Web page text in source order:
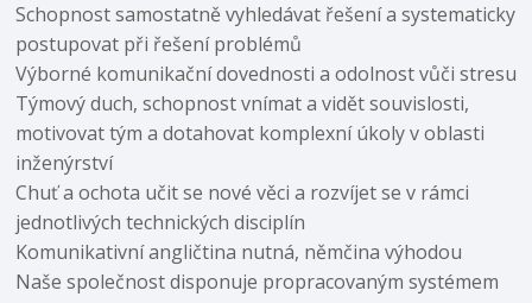
Schopnost samostatně vyhledávat řešení a systematicky
postupovat při řešení problémů
Výborné komunikační dovednosti a odolnost vůči stresu
Týmový duch, schopnost vnímat a vidět souvislosti,
motivovat tým a dotahovat komplexní úkoly v oblasti
inženýrství
Chuť a ochota učit se nové věci a rozvíjet se v rámci
jednotlivých technických disciplín
Komunikativní angličtina nutná, němčina výhodou
Naše společnost disponuje propracovaným systémem